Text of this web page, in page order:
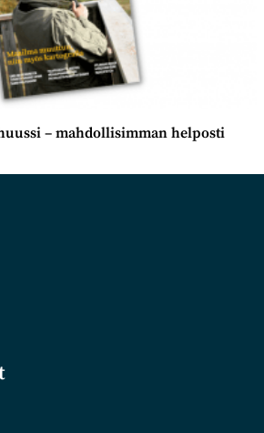
– mahdollisimman helposti